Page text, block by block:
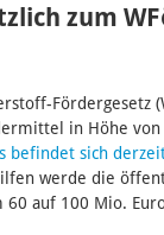
zum
Fördergesetz
in Höhe
befindet sich
werde die
60 auf 100 Mio.